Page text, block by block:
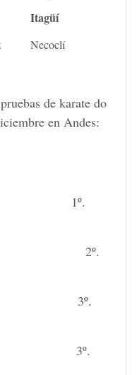
Itagüí
Necoclí
de karate do
en Andes:
2º.
3º.
3º.